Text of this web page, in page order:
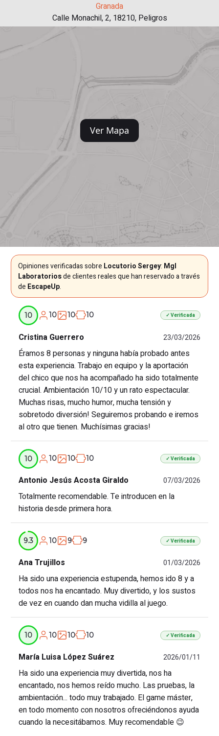
Granada
Calle Monachil, 2, 18210, Peligros
Ver Mapa
Opiniones verificadas sobre Locutorio Sergey: Mgl
Laboratoriosde clientes reales que han reservado a través
de EscapeUp.
10 10 10 10 ✓ Verificada
Cristina Guerrero 23/03/2026
Éramos 8 personas y ninguna había probado antes
esta experiencia. Trabajo en equipo y la aportación
del chico que nos ha acompañado ha sido totalmente
crucial. Ambientación 10/10 y un rato espectacular.
Muchas risas, mucho humor, mucha tensión y
sobretodo diversión! Seguiremos probando e iremos
al otro que tienen. Muchísimas gracias!
10 10 10 10 ✓ Verificada
Antonio Jesús Acosta Giraldo 07/03/2026
Totalmente recomendable. Te introducen en la
historia desde primera hora.
9.3 10 9 9 ✓ Verificada
Ana Trujillos 01/03/2026
Ha sido una experiencia estupenda, hemos ido 8 y a
todos nos ha encantado. Muy divertido, y los sustos
de vez en cuando dan mucha vidilla al juego.
10 10 10 10 ✓ Verificada
María Luisa López Suárez 2026/01/11
Ha sido una experiencia muy divertida, nos ha
encantado, nos hemos reído mucho. Las pruebas, la
ambientación... todo muy trabajado. El game máster,
en todo momento con nosotros ofreciéndonos ayuda
cuando la necesitábamos. Muy recomendable 😉